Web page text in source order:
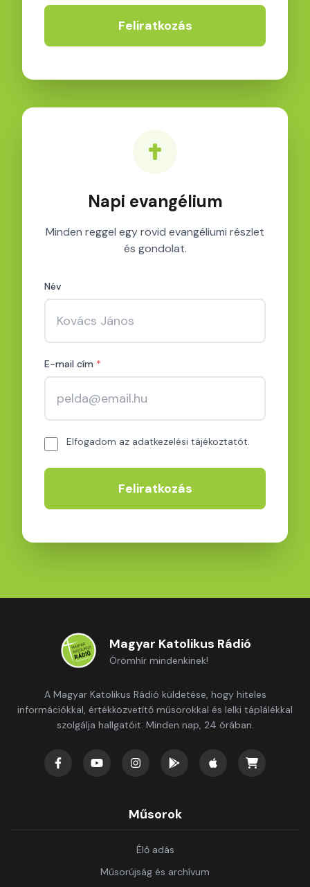
Feliratkozás
Napi evangélium
Minden reggel egy rövid evangéliumi részlet
és gondolat.
Név
E-mail cím *
Elfogadom az adatkezelési tájékoztatót.
Feliratkozás
Magyar Katolikus Rádió
Örömhír mindenkinek!
A Magyar Katolikus Rádió küldetése, hogy hiteles
információkkal, értékközvetítő műsorokkal és lelki táplálékkal
szolgálja hallgatóit. Minden nap, 24 órában.
Műsorok
Élő adás
Műsorújság és archívum